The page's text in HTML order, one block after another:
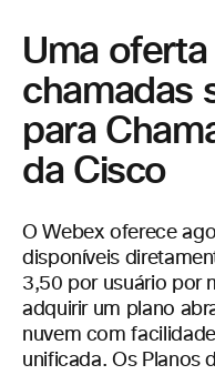
Uma
chamadas
para
da Cisco
O Webex oferece
disponíveis
3,50 por usuário por
adquirir um plano
nuvem com
unificada. Os Planos